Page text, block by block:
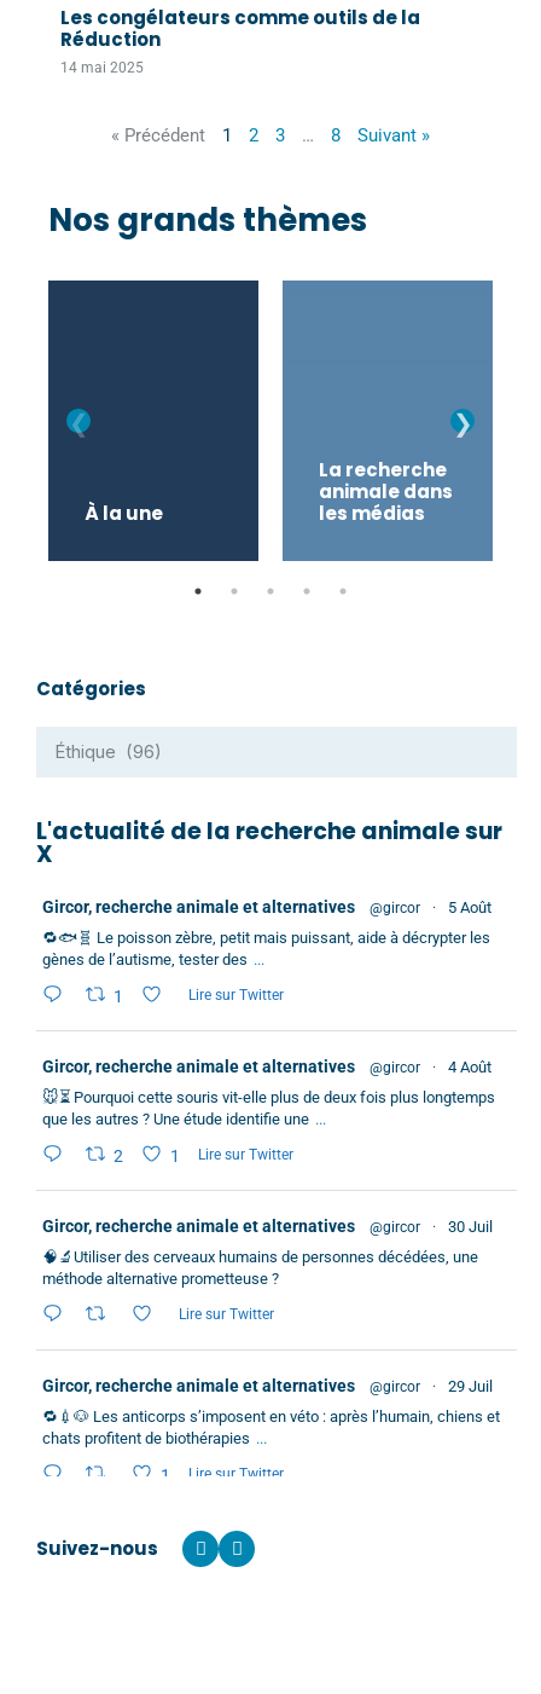
Les congélateurs comme outils de la
Réduction
14 mai 2025
« Précédent 1 2 3 … 8 Suivant »
Nos grands thèmes
À la une
La recherche
animale dans
les médias
Catégories
L'actualité de la recherche animale sur
X
Gircor, recherche animale et alternatives @gircor ·
5 Août
🔁🐟🧬 Le poisson zèbre, petit mais puissant, aide à décrypter les
gènes de l’autisme, tester des ...
1 Lire sur Twitter
Gircor, recherche animale et alternatives @gircor ·
4 Août
🐭⏳ Pourquoi cette souris vit-elle plus de deux fois plus longtemps
que les autres ? Une étude identifie une ...
2 1 Lire sur Twitter
Gircor, recherche animale et alternatives @gircor ·
30 Juil
🧠🔬Utiliser des cerveaux humains de personnes décédées, une
méthode alternative prometteuse ?
Lire sur Twitter
Gircor, recherche animale et alternatives @gircor ·
29 Juil
🔁💉🐶 Les anticorps s’imposent en véto : après l’humain, chiens et
chats profitent de biothérapies ...
1 Lire sur Twitter
Gircor, recherche animale et alternatives
Suivez-nous